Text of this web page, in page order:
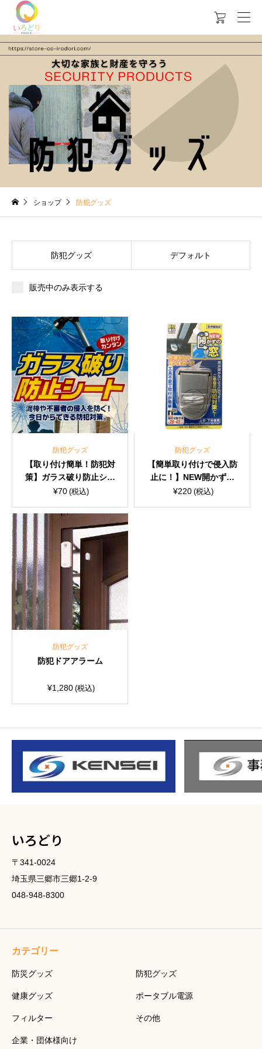

ショップ 防犯グッズ
防犯グッズ デフォルト
販売中のみ表示する
防犯グッズ
【取り付け簡単！防犯対
策】ガラス破り防止シー
ト
¥70 (税込)
防犯グッズ
【簡単取り付けで侵入防
止に！】NEW開かずの
窓
¥220 (税込)
防犯グッズ
防犯ドアアラーム
¥1,280 (税込)
いろどり
〒341-0024
埼玉県三郷市三郷1-2-9
048-948-8300
カテゴリー
防災グッズ 防犯グッズ
健康グッズ ポータブル電源
フィルター その他
企業・団体様向け